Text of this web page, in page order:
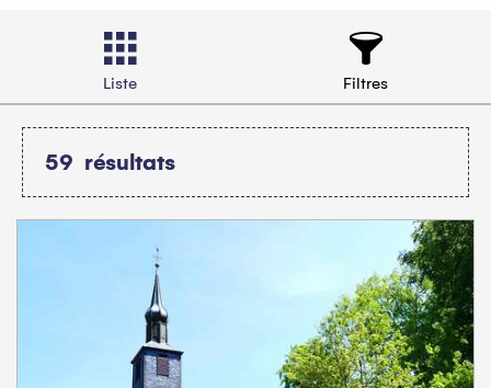
Liste Filtres
59 résultats